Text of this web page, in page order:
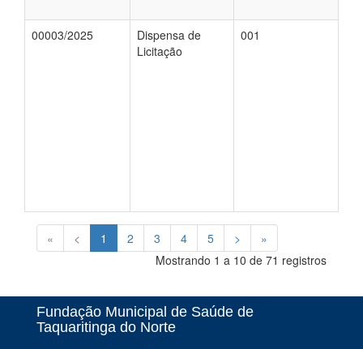
00003/2025
Dispensa de
Licitação
001
« < 1 2 3 4 5 >
»
Mostrando 1 a 10 de 71 registros
Fundação Municipal de Saúde de
Taquaritinga do Norte